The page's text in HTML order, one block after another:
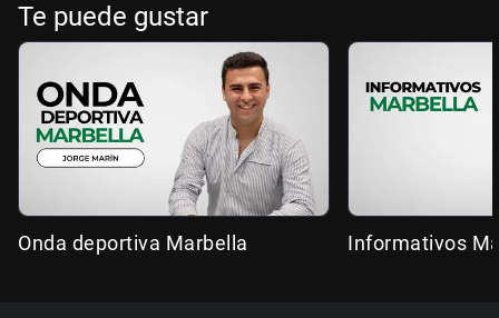
Te puede gustar
Onda deportiva Marbella Informativos